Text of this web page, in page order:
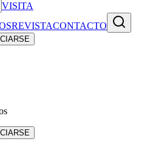
VISITA
REVISTACONTACTO